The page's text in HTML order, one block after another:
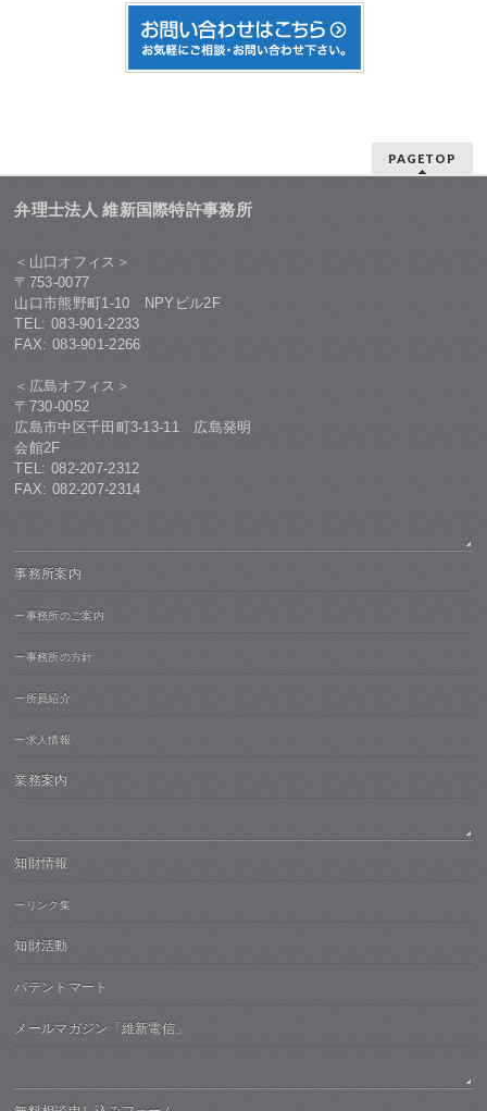
PAGETOP
弁理士法人 維新国際特許事務所
＜山口オフィス＞
〒753-0077
山口市熊野町1-10 NPYビル2F
TEL: 083-901-2233
FAX: 083-901-2266
＜広島オフィス＞
〒730-0052
広島市中区千田町3-13-11 広島発明
会館2F
TEL: 082-207-2312
FAX: 082-207-2314
事務所案内
ー事務所のご案内
ー事務所の方針
ー所員紹介
ー求人情報
業務案内
知財情報
ーリンク集
知財活動
パテントマート
メールマガジン「維新電信」